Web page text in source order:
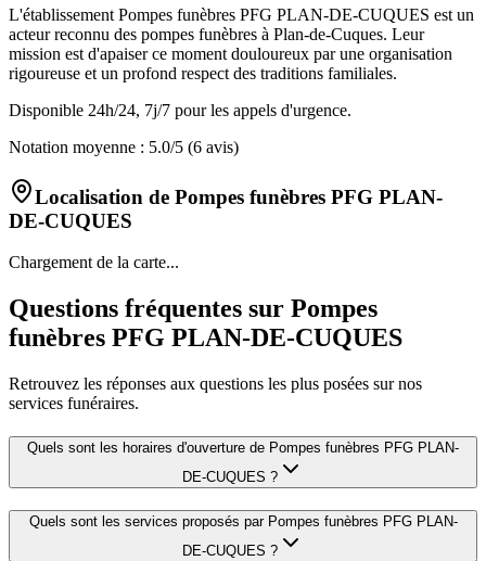
L'établissement Pompes funèbres PFG PLAN-DE-CUQUES est un
acteur reconnu des pompes funèbres à Plan-de-Cuques. Leur
mission est d'apaiser ce moment douloureux par une organisation
rigoureuse et un profond respect des traditions familiales.
Disponible 24h/24, 7j/7 pour les appels d'urgence.
Notation moyenne : 5.0/5 (6 avis)
Localisation de Pompes funèbres PFG PLAN-
DE-CUQUES
Chargement de la carte...
Questions fréquentes sur Pompes
funèbres PFG PLAN-DE-CUQUES
Retrouvez les réponses aux questions les plus posées sur nos
services funéraires.
Quels sont les horaires d'ouverture de Pompes funèbres PFG PLAN-
DE-CUQUES ?
Quels sont les services proposés par Pompes funèbres PFG PLAN-
DE-CUQUES ?